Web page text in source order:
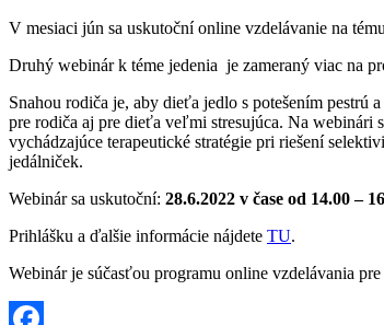
V mesiaci jún sa uskutoční online vzdelávanie na
Druhý webinár k téme jedenia je zameraný viac na
Snahou rodiča je, aby dieťa jedlo s potešením
pre rodiča aj pre dieťa veľmi stresujúca. Na webinári
vychádzajúce terapeutické stratégie pri riešení
jedálniček.
Webinár sa uskutoční: 28.6.2022 v čase od 14.00 –
Prihlášku a ďalšie informácie nájdete TU.
Webinár je súčasťou programu online vzdelávania